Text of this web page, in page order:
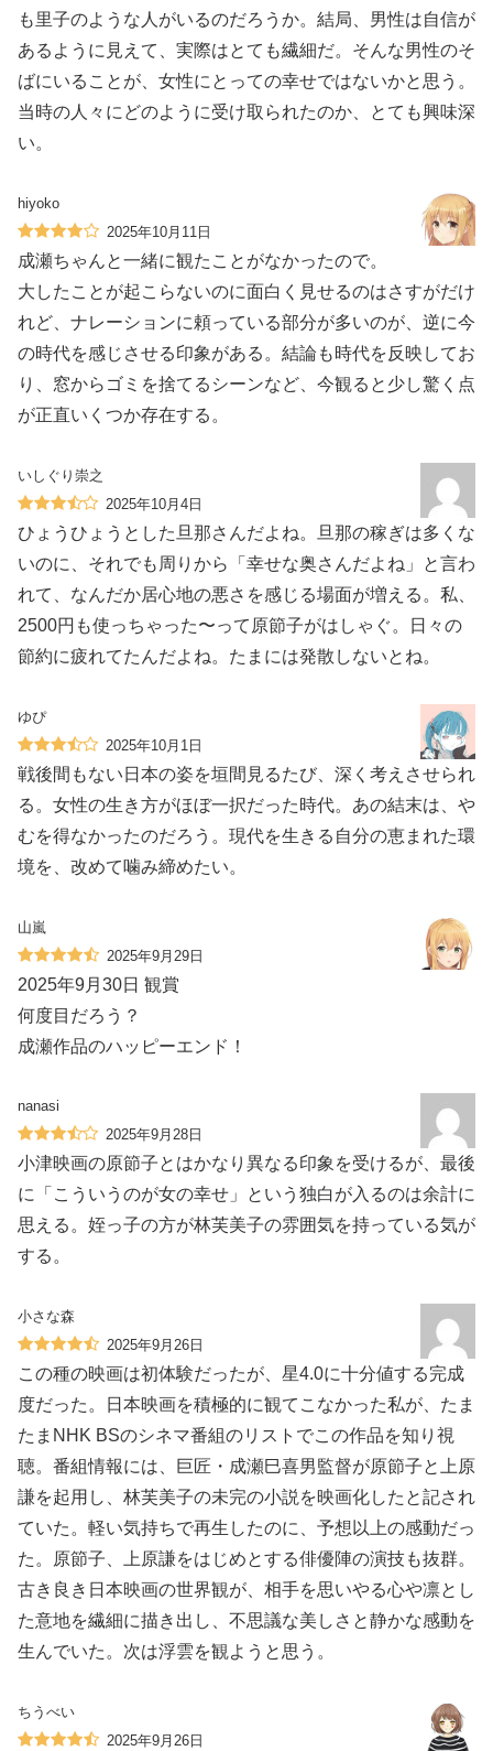
も里子のような人がいるのだろうか。結局、男性は自信が
あるように見えて、実際はとても繊細だ。そんな男性のそ
ばにいることが、女性にとっての幸せではないかと思う。
当時の人々にどのように受け取られたのか、とても興味深
い。
hiyoko
2025年10月11日
成瀬ちゃんと一緒に観たことがなかったので。
大したことが起こらないのに面白く見せるのはさすがだけ
れど、ナレーションに頼っている部分が多いのが、逆に今
の時代を感じさせる印象がある。結論も時代を反映してお
り、窓からゴミを捨てるシーンなど、今観ると少し驚く点
が正直いくつか存在する。
いしぐり崇之
2025年10月4日
ひょうひょうとした旦那さんだよね。旦那の稼ぎは多くな
いのに、それでも周りから「幸せな奥さんだよね」と言わ
れて、なんだか居心地の悪さを感じる場面が増える。私、
2500円も使っちゃった〜って原節子がはしゃぐ。日々の
節約に疲れてたんだよね。たまには発散しないとね。
ゆぴ
2025年10月1日
戦後間もない日本の姿を垣間見るたび、深く考えさせられ
る。女性の生き方がほぼ一択だった時代。あの結末は、や
むを得なかったのだろう。現代を生きる自分の恵まれた環
境を、改めて噛み締めたい。
山嵐
2025年9月29日
2025年9月30日 観賞
何度目だろう？
成瀬作品のハッピーエンド！
nanasi
2025年9月28日
小津映画の原節子とはかなり異なる印象を受けるが、最後
に「こういうのが女の幸せ」という独白が入るのは余計に
思える。姪っ子の方が林芙美子の雰囲気を持っている気が
する。
小さな森
2025年9月26日
この種の映画は初体験だったが、星4.0に十分値する完成
度だった。日本映画を積極的に観てこなかった私が、たま
たまNHK BSのシネマ番組のリストでこの作品を知り視
聴。番組情報には、巨匠・成瀬巳喜男監督が原節子と上原
謙を起用し、林芙美子の未完の小説を映画化したと記され
ていた。軽い気持ちで再生したのに、予想以上の感動だっ
た。原節子、上原謙をはじめとする俳優陣の演技も抜群。
古き良き日本映画の世界観が、相手を思いやる心や凛とし
た意地を繊細に描き出し、不思議な美しさと静かな感動を
生んでいた。次は浮雲を観ようと思う。
ちうべい
2025年9月26日